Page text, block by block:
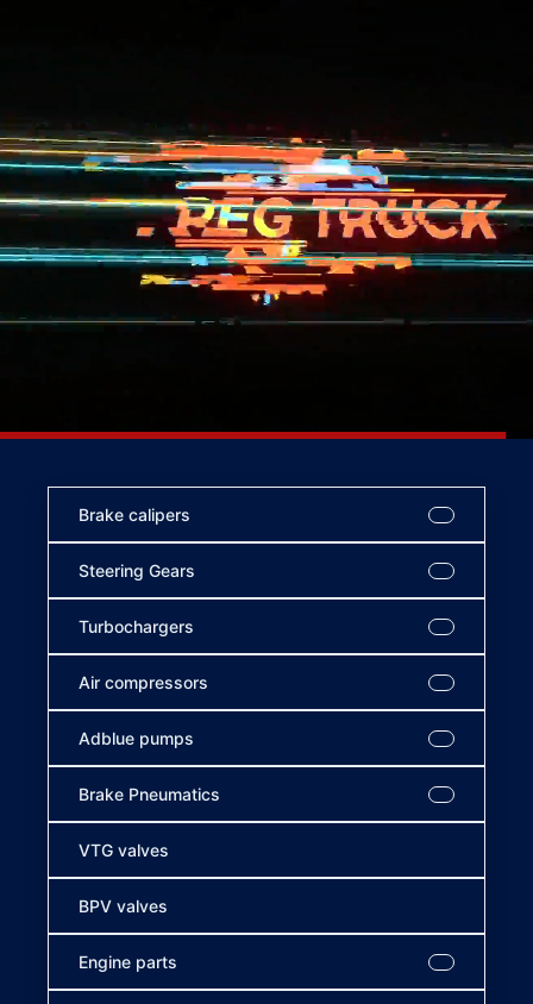
Brake calipers
Steering Gears
Turbochargers
Air compressors
Adblue pumps
Brake Pneumatics
VTG valves
BPV valves
Engine parts